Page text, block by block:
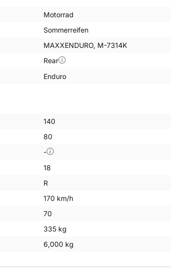
140
80
-
18
R
170 km/h
70
335 kg
6,000 kg
Motorrad
Sommerreifen
MAXXENDURO, M-7314K
Rear
Enduro